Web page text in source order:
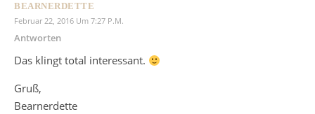
BEARNERDETTE
Februar 22, 2016 Um 7:27 P.m.
Antworten
Das klingt total interessant.
Gruß,
Bearnerdette